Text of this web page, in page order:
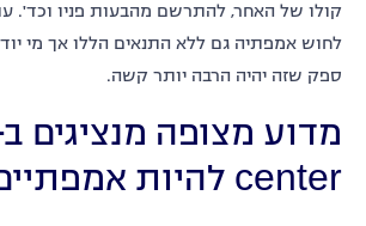
קולו של האחר, להתרשם מהבעות פניו וכד'.
לחוש אמפתיה גם ללא התנאים הללו אך מי יודע
ספק שזה יהיה הרבה יותר קשה.
center להיות אמפתיים?